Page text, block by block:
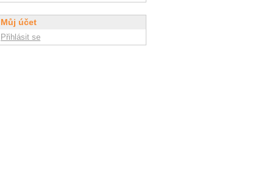
Můj účet
Přihlásit se